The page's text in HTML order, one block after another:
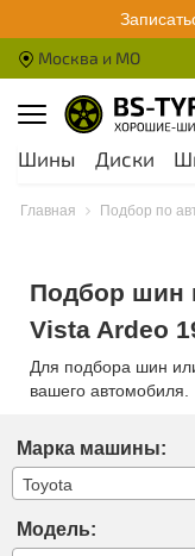
Москва и МО
Шины Диски
Главная Подбор по
Подбор шин
Vista Ardeo
Для подбора шин
вашего автомобиля.
Марка машины:
Toyota
Модель: